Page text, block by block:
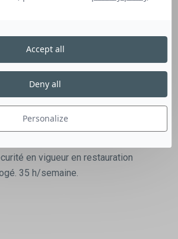
vous assistez le chef de partie
contribuez à la production, à la
présentation des plats chauds, froids et
à la mise en place et au
en vigueur en restauration
35 h/semaine.
Personalize
Deny all
Accept all